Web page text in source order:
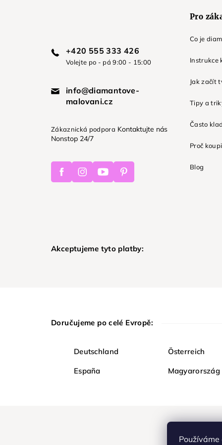
+420 555 333 426
Volejte po - pá 9:00 - 15:00
info@diamantove-
malovani.cz
Zákaznická podpora Kontaktujte nás
Nonstop 24/7
FacebookInstagramYoutubePinterest
Pro
Co je
Instrukce
Jak začít
Tipy a
Často
Proč
Blog
Akceptujeme tyto platby:
Doručujeme po celé Evropě:
Deutschland Österreich
España Magyarország